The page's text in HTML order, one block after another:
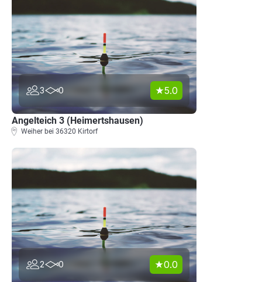
3 0 5.0
Angelteich 3 (Heimertshausen)
Weiher bei 36320 Kirtorf
2 0 0.0